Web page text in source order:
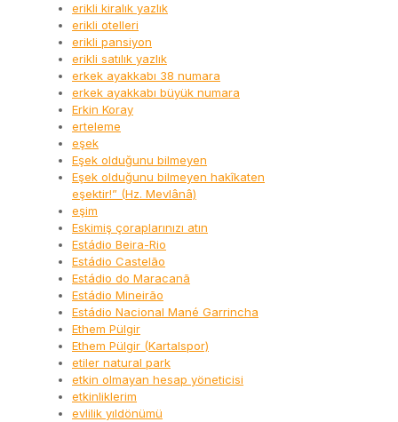
erikli kiralık yazlık
erikli otelleri
erikli pansiyon
erikli satılık yazlık
erkek ayakkabı 38 numara
erkek ayakkabı büyük numara
Erkin Koray
erteleme
eşek
Eşek olduğunu bilmeyen
Eşek olduğunu bilmeyen hakîkaten
eşektir!” (Hz. Mevlânâ)
eşim
Eskimiş çoraplarınızı atın
Estádio Beira-Rio
Estádio Castelão
Estádio do Maracanã
Estádio Mineirão
Estádio Nacional Mané Garrincha
Ethem Pülgir
Ethem Pülgir (Kartalspor)
etiler natural park
etkin olmayan hesap yöneticisi
etkinliklerim
evlilik yıldönümü